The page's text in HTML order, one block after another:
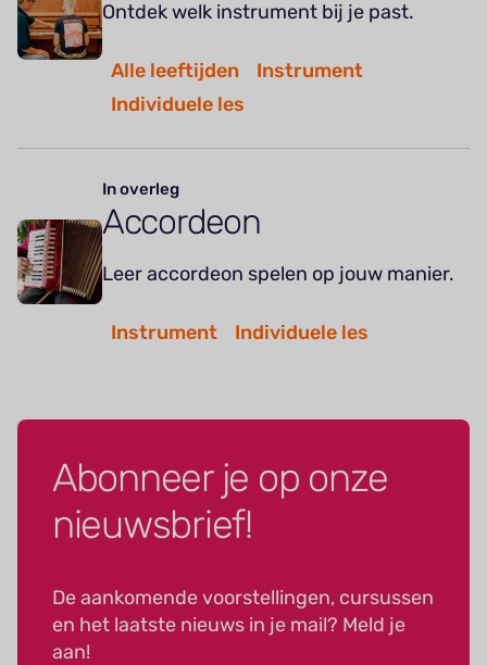
Ontdek welk instrument bij je past.
Alle leeftijden
Instrument
Individuele les
In overleg
Accordeon
Leer accordeon spelen op jouw manier.
Instrument Individuele les
Abonneer je op onze
nieuwsbrief!
De aankomende voorstellingen, cursussen
en het laatste nieuws in je mail? Meld je
aan!